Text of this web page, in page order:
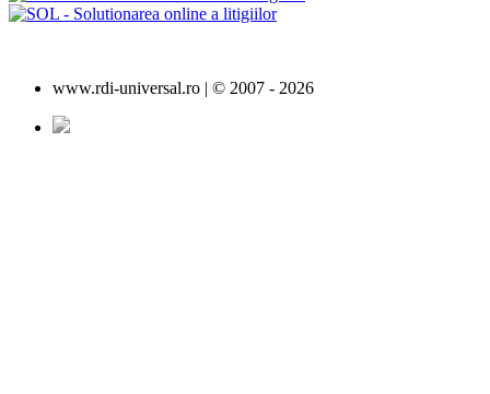
www.rdi-universal.ro | © 2007 - 2026